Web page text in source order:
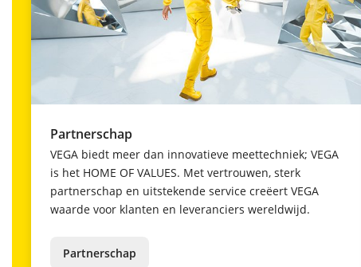
Partnerschap
VEGA biedt meer dan innovatieve meettechniek; VEGA
is het HOME OF VALUES. Met vertrouwen, sterk
partnerschap en uitstekende service creëert VEGA
waarde voor klanten en leveranciers wereldwijd.
Partnerschap